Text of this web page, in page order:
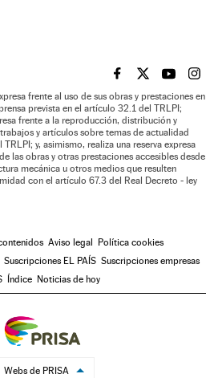
EL PAÍS BRASIL EN
EL PAÍSEL PAÍS
EL
frente al uso de sus obras y prestaciones en
prevista en el artículo 32.1 del TRLPI;
frente a la reproducción, distribución y
y artículos sobre temas de actualidad
y, asimismo, realiza una reserva expresa
las obras y otras prestaciones accesibles desde
mecánica u otros medios que resulten
con el artículo 67.3 del Real Decreto - ley
Aviso legal
Política cookies
Suscripciones EL PAÍS Suscripciones empresas
Índice Noticias de hoy
Webs de PRISA